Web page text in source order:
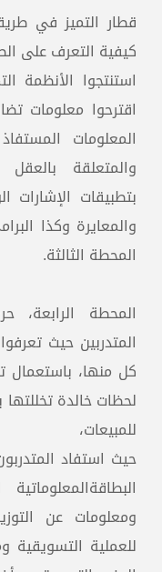
قطار التميز في
كيفية التعرف على
استنتجوا الأنظمة
اقترحوا معلومات
المعلومات
والمتعلقة
بتطبيقات الإشارات
والمعايرة وكذا
المحطة الثالثة.
المحطة الرابعة،
المتدربين حيث
كل منها، باستعمال
لحظات خالدة
للمبيعات،
حيث استفاد
ومعلومات عن
للعملية التسويقية